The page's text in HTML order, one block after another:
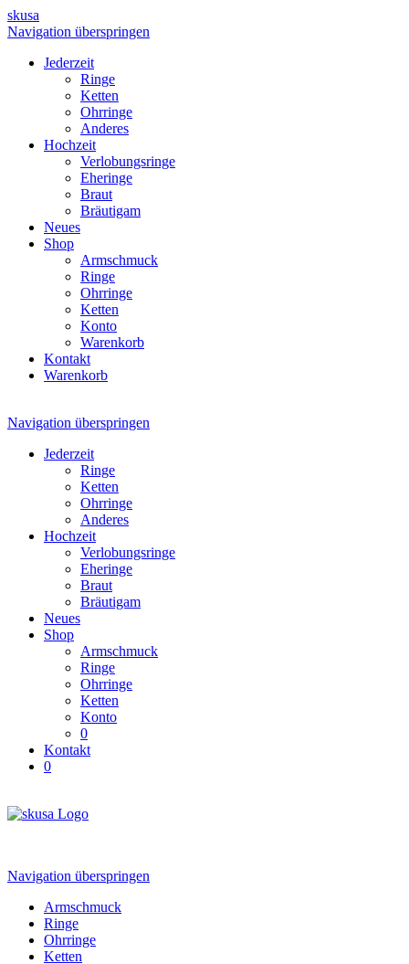
skusa
Navigation überspringen
Jederzeit
Ringe
Ketten
Ohrringe
Anderes
Hochzeit
Verlobungsringe
Eheringe
Braut
Bräutigam
Neues
Shop
Armschmuck
Ringe
Ohrringe
Ketten
Konto
Warenkorb
Kontakt
Warenkorb
Navigation überspringen
Jederzeit
Ringe
Ketten
Ohrringe
Anderes
Hochzeit
Verlobungsringe
Eheringe
Braut
Bräutigam
Neues
Shop
Armschmuck
Ringe
Ohrringe
Ketten
Konto
0
Kontakt
0
Navigation überspringen
Armschmuck
Ringe
Ohrringe
Ketten